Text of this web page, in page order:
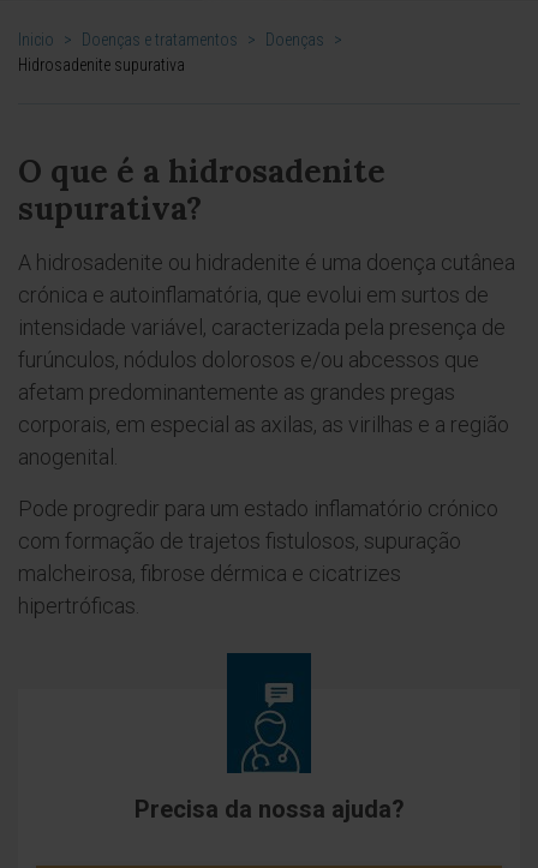
Inicio > Doenças e tratamentos > Doenças
>
Hidrosadenite supurativa
O que é a hidrosadenite
supurativa?
A hidrosadenite ou hidradenite é uma doença cutânea
crónica e autoinflamatória, que evolui em surtos de
intensidade variável, caracterizada pela presença de
furúnculos, nódulos dolorosos e/ou abcessos que
afetam predominantemente as grandes pregas
corporais, em especial as axilas, as virilhas e a região
anogenital.
Pode progredir para um estado inflamatório crónico
com formação de trajetos fistulosos, supuração
malcheirosa, fibrose dérmica e cicatrizes
hipertróficas.
Precisa da nossa ajuda?